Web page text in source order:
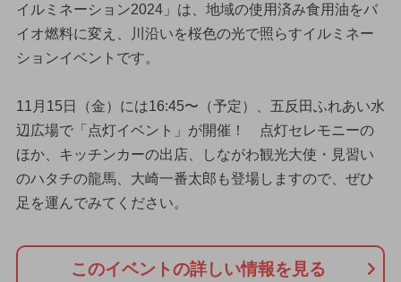
イルミネーション2024」は、地域の使用済み食用油をバ
イオ燃料に変え、川沿いを桜色の光で照らすイルミネー
ションイベントです。
11月15日（金）には16:45〜（予定）、五反田ふれあい水
辺広場で「点灯イベント」が開催！ 点灯セレモニーの
ほか、キッチンカーの出店、しながわ観光大使・見習い
のハタチの龍馬、大崎一番太郎も登場しますので、ぜひ
足を運んでみてください。
このイベントの詳しい情報を見る